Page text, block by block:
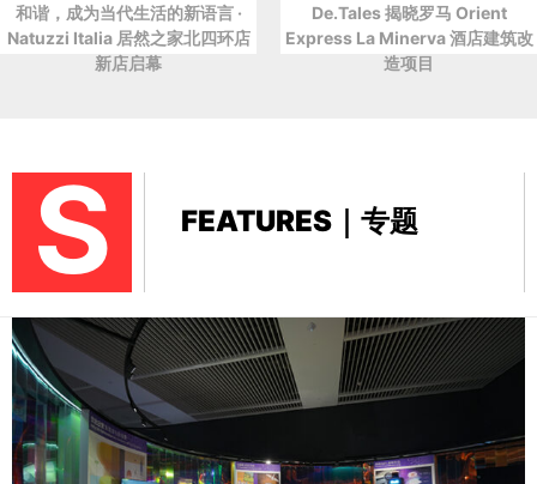
和谐，成为当代生活的新语言 ·
Natuzzi Italia 居然之家北四环店
新店启幕
De.Tales 揭晓罗马 Orient
Express La Minerva 酒店建筑改
造项目
S FEATURES｜专题